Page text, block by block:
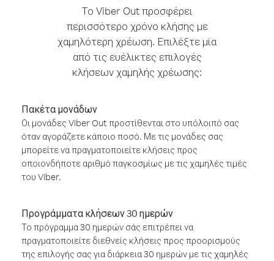
Το Viber Out προσφέρει
περισσότερο χρόνο κλήσης με
χαμηλότερη χρέωση. Επιλέξτε μία
από τις ευέλικτες επιλογές
κλήσεων χαμηλής χρέωσης:
Πακέτα μονάδων
Οι μονάδες Viber Out προστίθενται στο υπόλοιπό σας
όταν αγοράζετε κάποιο ποσό. Με τις μονάδες σας
μπορείτε να πραγματοποιείτε κλήσεις προς
οποιονδήποτε αριθμό παγκοσμίως με τις χαμηλές τιμές
του Viber.
Προγράμματα κλήσεων 30 ημερών
Το πρόγραμμα 30 ημερών σάς επιτρέπει να
πραγματοποιείτε διεθνείς κλήσεις προς προορισμούς
της επιλογής σας για διάρκεια 30 ημερών με τις χαμηλές